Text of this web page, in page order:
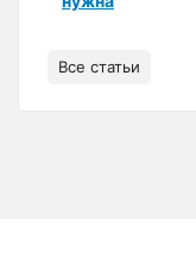
Все статьи